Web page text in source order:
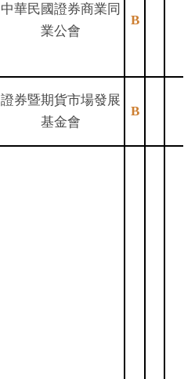
中華民國證券商業同
業公會
B
證券暨期貨市場發展
基金會
B